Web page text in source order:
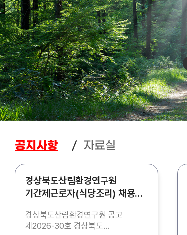
공지사항
경상북도산림환경연구원
기간제근로자(식당조리) 채용
경상북도산림환경연구원 공고
제2026-30호 경상북도
자료실